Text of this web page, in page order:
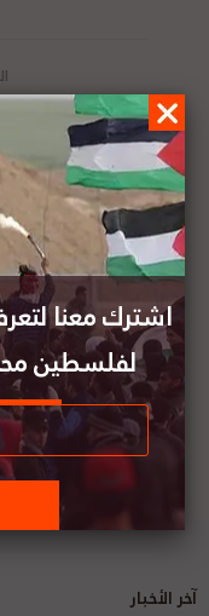
وزارة الخارجية
لمجموعات متطرفة
مندوب فلسطين
نظام الفصل
آخر الأخبار
اشترك معنا
لفلسطين